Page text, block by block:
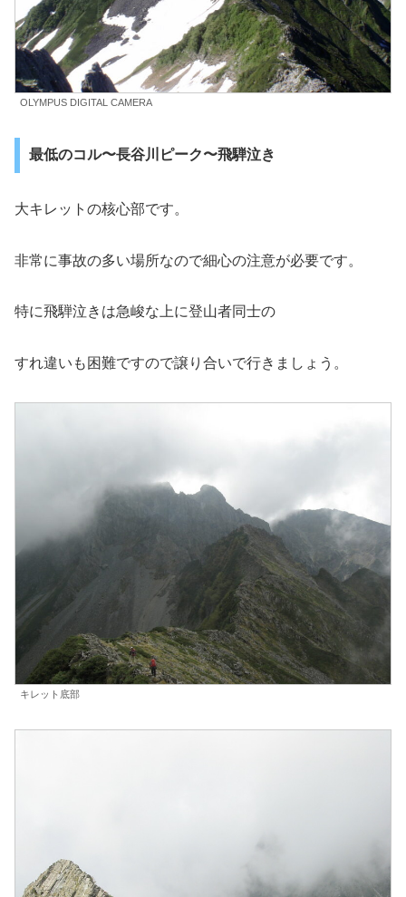
OLYMPUS DIGITAL CAMERA
最低のコル〜長谷川ピーク〜飛騨泣き
大キレットの核心部です。
非常に事故の多い場所なので細心の注意が必要です。
特に飛騨泣きは急峻な上に登山者同士の
すれ違いも困難ですので譲り合いで行きましょう。
キレット底部